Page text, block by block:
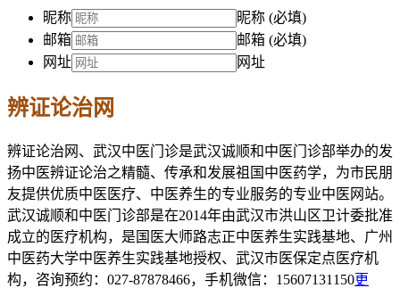
昵称
昵称 (必填)
邮箱
邮箱 (必填)
网址
网址
辨证论治网
辨证论治网、武汉中医门诊是武汉诚顺和中医门诊部举办的发
扬中医辨证论治之精髓、传承和发展祖国中医药学，为市民朋
友提供优质中医医疗、中医养生的专业服务的专业中医网站。
武汉诚顺和中医门诊部是在2014年由武汉市洪山区卫计委批准
成立的医疗机构，是国医大师路志正中医养生实践基地、广州
中医药大学中医养生实践基地授权、武汉市医保定点医疗机
构，咨询预约：027-87878466，手机微信：15607131150更